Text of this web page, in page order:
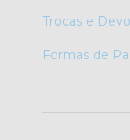
Trocas e
Formas de